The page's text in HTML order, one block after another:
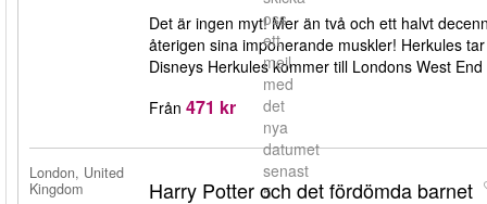
oss
ett
mejl
med
det
nya
datumet
senast
5
Det är ingen myt! Mer än två och ett halvt
återigen sina imponerande muskler! Herkules
Disneys Herkules kommer till Londons West
Från 471 kr
London, United
Kingdom
Harry Potter och det fördömda barnet